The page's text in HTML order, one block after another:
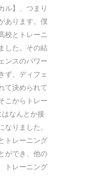
ル】、つまり
あります。僕
校とトレーニ
した。その結
ンスのパワー
ず、ディフェ
て決められて
こからトレー
なんとか接
りました。
トレーニング
ができ、他の
トレーニング